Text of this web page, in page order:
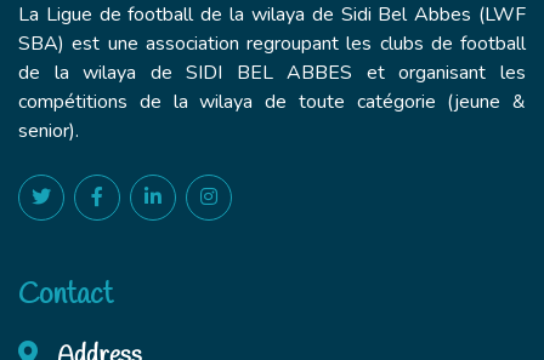
La Ligue de football de la wilaya de Sidi Bel Abbes (LWF
SBA) est une association regroupant les clubs de football
de la wilaya de SIDI BEL ABBES et organisant les
compétitions de la wilaya de toute catégorie (jeune &
senior).
Contact